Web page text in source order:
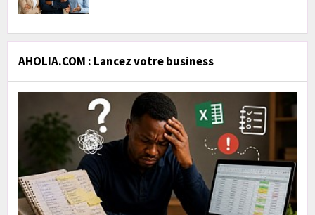
AHOLIA.COM : Lancez votre business